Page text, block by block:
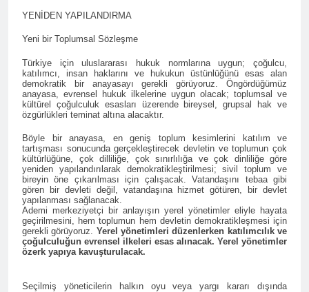
verdiği konferansı ile kutladı.
HAK-PAR Heyeti Viyana 9.
Bölge Belediye başkanı
Saya Ahmed ile görüştü
1 Yıl Ago
21 Şubat Dünya Anadil
Türkçenin yanı sıra, Kürtçe
de resmi dil olsun.
1 Yıl Ago
Büyük BEKO (Bekir
SAYDAM) yaşama veda
etti.
1 Yıl Ago
13 Şubat 1925
Sömürgeciliğe asla boyun
eğmeyeceklerini ilan eden
Şeyh Said ve 47 arkadaşını
saygıyla anıyoruz
1 Yıl Ago
13’ê Sibata 1925’an em Şêx
1 Yıl Ago
YENİDEN YAPILANDIRMA
Yeni bir Toplumsal Sözleşme
Türkiye için uluslararası hukuk normlarına uygun; çoğulcu,
katılımcı, insan haklarını ve hukukun üstünlüğünü esas alan
demokratik bir anayasayı gerekli görüyoruz. Öngördüğümüz
anayasa, evrensel hukuk ilkelerine uygun olacak; toplumsal ve
kültürel çoğulculuk esasları üzerende bireysel, grupsal hak ve
özgürlükleri teminat altına alacaktır.
Böyle bir anayasa, en geniş toplum kesimlerini katılım ve
tartışması sonucunda gerçekleştirecek devletin ve toplumun çok
kültürlüğüne, çok dilliliğe, çok sınırlılığa ve çok dinliliğe göre
yeniden yapılandırılarak demokratikleştirilmesi; sivil toplum ve
bireyin öne çıkarılması için çalışacak. Vatandaşını tebaa gibi
gören bir devleti değil, vatandaşına hizmet götüren, bir devlet
yapılanması sağlanacak.
Ademi merkeziyetçi bir anlayışın yerel yönetimler eliyle hayata
geçirilmesini, hem toplumun hem devletin demokratikleşmesi için
gerekli görüyoruz. Yerel yönetimleri düzenlerken katılımcılık ve
çoğulculuğun evrensel ilkeleri esas alınacak. Yerel yönetimler
özerk yapıya kavuşturulacak.
Seçilmiş yöneticilerin halkın oyu veya yargı kararı dışında